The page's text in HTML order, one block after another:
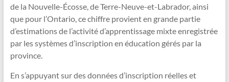
de la Nouvelle-Écosse, de Terre-Neuve-et-Labrador, ainsi
que pour l’Ontario, ce chiffre provient en grande partie
d’estimations de l’activité d’apprentissage mixte enregistrée
par les systèmes d’inscription en éducation gérés par la
province.
En s’appuyant sur des données d’inscription réelles et